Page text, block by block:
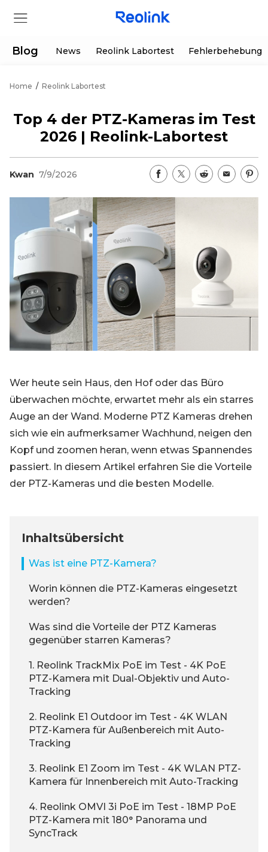
Produkte
Herunterladen
App & Client
Blog
Kontakt
Aktionen
Sonderangebot
Generalüberholt
Partner
Bestellung verfolgen
Registrieren
Einloggen
Blog News Reolink Labortest Fehlerbehebung
Home / Reolink Labortest
Top 4 der PTZ-Kameras im Test
2026 | Reolink-Labortest
Kwan 7/9/2026
Wer heute sein Haus, den Hof oder das Büro
überwachen möchte, erwartet mehr als ein starres
Auge an der Wand. Moderne PTZ Kameras drehen
sich wie ein aufmerksamer Wachhund, neigen den
Kopf und zoomen heran, wenn etwas Spannendes
passiert. In diesem Artikel erfahren Sie die Vorteile
der PTZ-Kameras und die besten Modelle.
Inhaltsübersicht
Was ist eine PTZ-Kamera?
Worin können die PTZ-Kameras eingesetzt
werden?
Was sind die Vorteile der PTZ Kameras
gegenüber starren Kameras?
1. Reolink TrackMix PoE im Test - 4K PoE
PTZ-Kamera mit Dual-Objektiv und Auto-
Tracking
2. Reolink E1 Outdoor im Test - 4K WLAN
PTZ-Kamera für Außenbereich mit Auto-
Tracking
3. Reolink E1 Zoom im Test - 4K WLAN PTZ-
Kamera für Innenbereich mit Auto-Tracking
4. Reolink OMVI 3i PoE im Test - 18MP PoE
PTZ-Kamera mit 180° Panorama und
SyncTrack